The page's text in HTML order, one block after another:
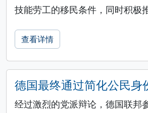
技能劳工的移民条件，同时积极
查看详情
德国最终通过简化公民身
经过激烈的党派辩论，德国联